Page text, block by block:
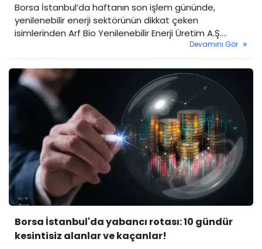
Borsa İstanbul’da haftanın son işlem gününde,
yenilenebilir enerji sektörünün dikkat çeken
isimlerinden Arf Bio Yenilenebilir Enerji Üretim A.Ş.
(ARFYE) üzerindeki önemli bir engel kalkıyor. Sermaye
Piyasası Kurulu (SPK) kararları uyarınca devreye alınan
tedbirlerin süresi doluyor.
Devamını Gör
Borsa İstanbul'da yabancı rotası: 10 gündür
kesintisiz alanlar ve kaçanlar!